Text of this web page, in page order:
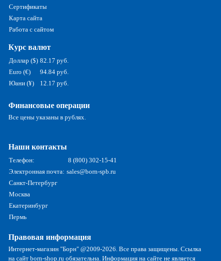
Сертификаты
Карта сайта
Работа с сайтом
Курс валют
Доллар ($) 82.17 руб.
Euro (€)
94.84 руб.
Юани (¥)
12.17 руб.
Финансовые операции
Все цены указаны в рублях.
Наши контакты
Телефон:
8 (800) 302-15-41
Электронная почта: sales@born-spb.ru
Санкт-Петербург
Москва
Екатеринбург
Пермь
Правовая информация
Интернет-магазин "Борн" @2009-2026. Все права защищены. Ссылка
на сайт born-shop.ru обязательна. Информация на сайте не является